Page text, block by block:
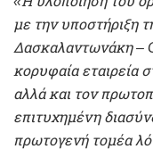
με την υποστήριξη
Δασκαλαντωνάκη –
κορυφαία εταιρεία
αλλά και τον
επιτυχημένη
πρωτογενή τομέα